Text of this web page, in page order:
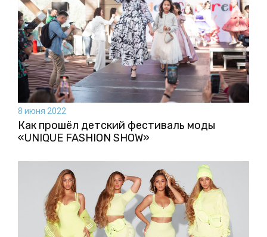
8 июня 2022
Как прошёл детский фестиваль моды
«UNIQUE FASHION SHOW»